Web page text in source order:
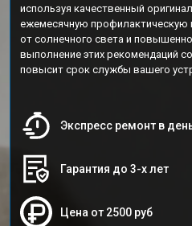
используя качественный
ежемесячную профилактическую
от солнечного света и
выполнение этих рекомендаций
повысит срок службы вашего
Экспресс ремонт в
Гарантия до 3-х лет
Цена от 2500 руб